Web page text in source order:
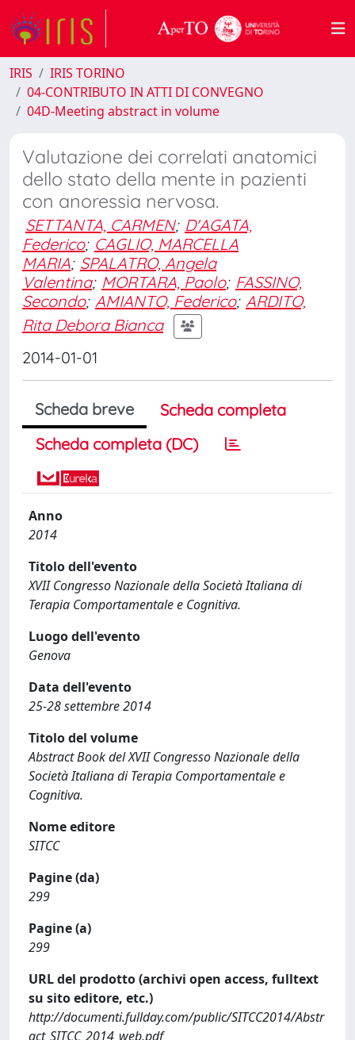
IRIS
IRIS TORINO
04-CONTRIBUTO IN ATTI DI CONVEGNO
04D-Meeting abstract in volume
Valutazione dei correlati anatomici
dello stato della mente in pazienti
con anoressia nervosa.
SETTANTA, CARMEN; D'AGATA,
Federico; CAGLIO, MARCELLA
MARIA; SPALATRO, Angela
Valentina; MORTARA, Paolo; FASSINO,
Secondo; AMIANTO, Federico; ARDITO,
Rita Debora Bianca
2014-01-01
Scheda breve
Scheda completa
Scheda completa (DC)
Anno
2014
Titolo dell'evento
XVII Congresso Nazionale della Società Italiana di
Terapia Comportamentale e Cognitiva.
Luogo dell'evento
Genova
Data dell'evento
25-28 settembre 2014
Titolo del volume
Abstract Book del XVII Congresso Nazionale della
Società Italiana di Terapia Comportamentale e
Cognitiva.
Nome editore
SITCC
Pagine (da)
299
Pagine (a)
299
URL del prodotto (archivi open access, fulltext
su sito editore, etc.)
http://documenti.fullday.com/public/SITCC2014/Abstr
act_SITCC_2014_web.pdf